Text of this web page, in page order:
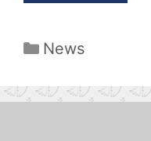
Rubriky
News